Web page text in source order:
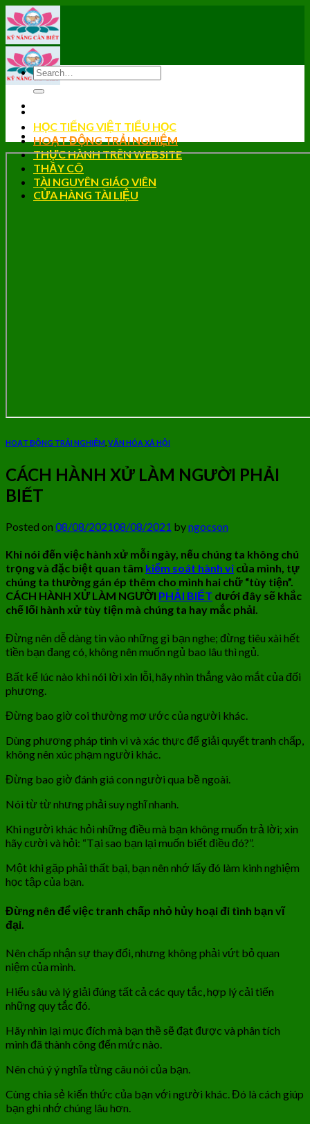
Skip
to
content
HỌC TIẾNG VIỆT TIỂU HỌC
HOẠT ĐỘNG TRẢI NGHIỆM
THỰC HÀNH TRÊN WEBSITE
THẦY CÔ
TÀI NGUYÊN GIÁO VIÊN
CỬA HÀNG TÀI LIỆU
HOẠT ĐỘNG TRẢI NGHIỆM VĂN HÓA XÃ HỘI
CÁCH HÀNH XỬ LÀM NGƯỜI PHẢI
BIẾT
Posted on 08/08/202108/08/2021 byngocson
Khi nói đến việc hành xử mỗi ngày, nếu chúng ta không chú
trọng và đặc biệt quan tâm kiểm soát hành vi của mình, tự
chúng ta thường gán ép thêm cho mình hai chữ “tùy tiện”.
CÁCH HÀNH XỬ LÀM NGƯỜI PHẢI BIẾT dưới đây sẽ khắc
chế lối hành xử tùy tiện mà chúng ta hay mắc phải.
Đừng nên dễ dàng tin vào những gì bạn nghe; đừng tiêu xài hết
tiền bạn đang có, không nên muốn ngủ bao lâu thì ngủ.
Bất kể lúc nào khi nói lời xin lỗi, hãy nhìn thẳng vào mắt của đối
phương.
Đừng bao giờ coi thường mơ ước của người khác.
Dùng phương pháp tinh vi và xác thực để giải quyết tranh chấp,
không nên xúc phạm người khác.
Đừng bao giờ đánh giá con người qua bề ngoài.
Nói từ từ nhưng phải suy nghĩ nhanh.
Khi người khác hỏi những điều mà bạn không muốn trả lời; xin
hãy cười và hỏi: “Tại sao bạn lại muốn biết điều đó?”.
Một khi gặp phải thất bại, bạn nên nhớ lấy đó làm kinh nghiệm
học tập của bạn.
Đừng nên để việc tranh chấp nhỏ hủy hoại đi tình bạn vĩ
đại.
Nên chấp nhận sự thay đổi, nhưng không phải vứt bỏ quan
niệm của mình.
Hiểu sâu và lý giải đúng tất cả các quy tắc, hợp lý cải tiến
những quy tắc đó.
Hãy nhìn lại mục đích mà bạn thề sẽ đạt được và phân tích
mình đã thành công đến mức nào.
Nên chú ý ý nghĩa từng câu nói của bạn.
Cùng chia sẻ kiến thức của bạn với người khác. Đó là cách giúp
bạn ghi nhớ chúng lâu hơn.